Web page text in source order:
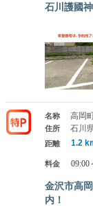
石川護國
名称 高岡
住所 石川
距離 1.2
料金 09:00
金沢市高
内！